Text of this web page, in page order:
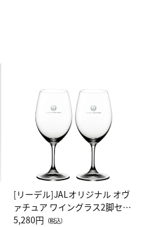
[リーデル]JALオリジナル オヴ
ァチュア ワイングラス2脚セッ
ト（レッドワイン）
5,280円 （税込）